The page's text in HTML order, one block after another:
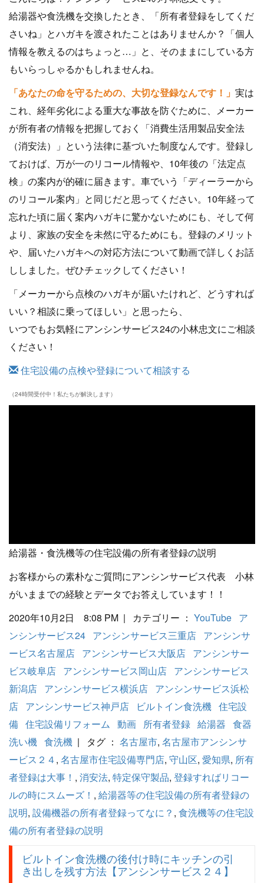
給湯器や食洗機を交換したとき、「所有者登録をしてくだ
さいね」とハガキを渡されたことはありませんか？「個人
情報を教えるのはちょっと…」と、そのままにしている方
もいらっしゃるかもしれませんね。
「あなたの命を守るための、大切な登録なんです！」 実は
これ、経年劣化による重大な事故を防ぐために、メーカー
が所有者の情報を把握しておく「消費生活用製品安全法
（消安法）」という法律に基づいた制度なんです。登録し
ておけば、万が一のリコール情報や、10年後の「法定点
検」の案内が的確に届きます。車でいう「ディーラーから
のリコール案内」と同じだと思ってください。10年経って
忘れた頃に届く案内ハガキに驚かないためにも、そして何
より、家族の安全を未然に守るためにも。登録のメリット
や、届いたハガキへの対応方法について動画で詳しくお話
ししました。ぜひチェックしてください！
「メーカーから点検のハガキが届いたけれど、どうすれば
いい？相談に乗ってほしい」と思ったら、
いつでもお気軽にアンシンサービス24の小林忠文にご相談
ください！
住宅設備の点検や登録について相談する
（24時間受付中！私たちが解決します）
給湯器・食洗機等の住宅設備の所有者登録の説明
お客様からの素朴なご質問にアンシンサービス代表 小林
がいままでの経験とデータでお答えしています！！
2020年10月2日 8:08 PM | カテゴリー ： YouTube ア
ンシンサービス24 アンシンサービス三重店 アンシンサ
ービス名古屋店 アンシンサービス大阪店 アンシンサー
ビス岐阜店 アンシンサービス岡山店 アンシンサービス
新潟店 アンシンサービス横浜店 アンシンサービス浜松
店 アンシンサービス神戸店 ビルトイン食洗機 住宅設
備 住宅設備リフォーム 動画 所有者登録 給湯器 食器
洗い機 食洗機 | タグ ： 名古屋市, 名古屋市アンシンサ
ービス２４, 名古屋市住宅設備専門店, 守山区, 愛知県, 所有
者登録は大事！ , 消安法, 特定保守製品, 登録すればリコー
ルの時にスムーズ！ , 給湯器等の住宅設備の所有者登録の
説明, 設備機器の所有者登録ってなに？ , 食洗機等の住宅設
備の所有者登録の説明
ビルトイン食洗機の後付け時にキッチンの引
き出しを残す方法【アンシンサービス２４】